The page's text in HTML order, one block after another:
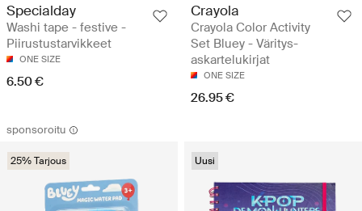
Specialday
Washi tape - festive -
Piirustustarvikkeet
ONE SIZE
6.50 €
Crayola
Crayola Color Activity
Set Bluey - Väritys-
askartelukirjat
ONE SIZE
26.95 €
sponsoroitu
25% Tarjous Uusi